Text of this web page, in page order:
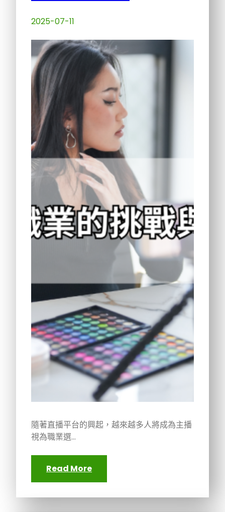
2025-07-11
隨著直播平台的興起，越來越多人將成為主播
視為職業選…
Read More